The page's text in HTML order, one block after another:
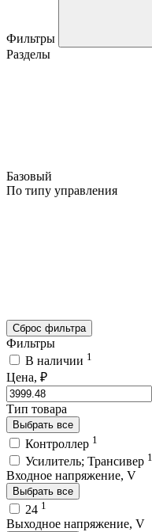
Фильтры
Разделы
Базовый
По типу управления
Сброс фильтра
Фильтры
В наличии 1
Цена, ₽
Тип товара
Выбрать все
Контроллер 1
Усилитель; Трансивер 1
Входное напряжение, V
Выбрать все
24 1
Выходное напряжение, V